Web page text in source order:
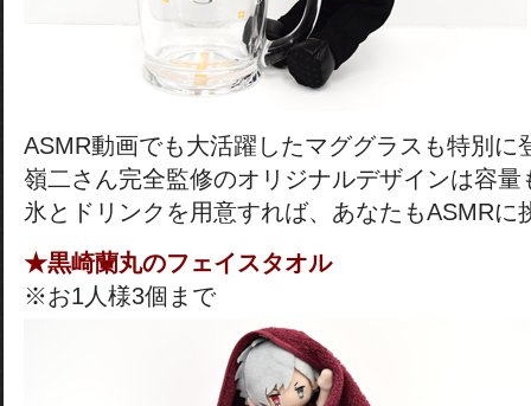
ASMR動画でも大活躍したマググラスも特別に
嶺二さん完全監修のオリジナルデザインは容量
氷とドリンクを用意すれば、あなたもASMRに
★黒崎蘭丸のフェイスタオル
※お1人様3個まで